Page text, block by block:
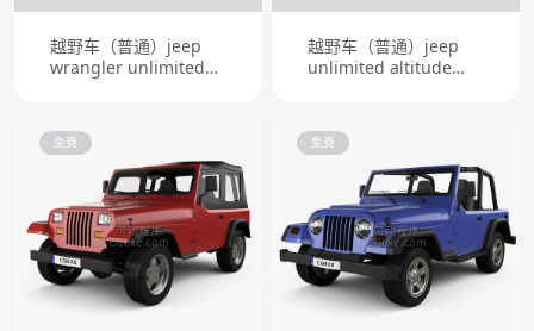
越野车（普通）jeep
wrangler unlimited
越野车（普通）jeep
unlimited altitude
免费 免费